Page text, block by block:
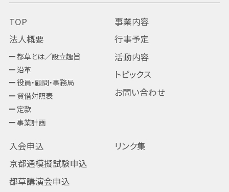
TOP
法人概要
都草とは／設立趣旨
沿革
役員・顧問・事務局
貸借対照表
定款
事業計画
事業内容
行事予定
活動内容
トピックス
お問い合わせ
入会申込
京都通模擬試験申込
都草講演会申込
リンク集